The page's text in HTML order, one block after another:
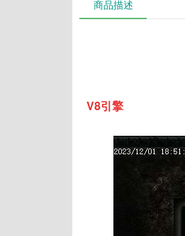
商品描述
V8引擎